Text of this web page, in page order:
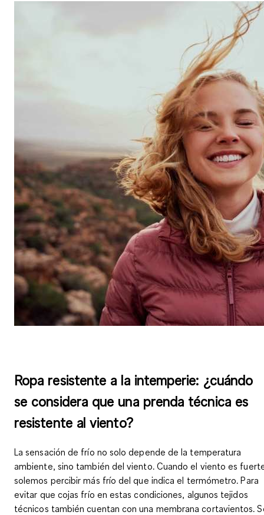
Ropa resistente a la intemperie: ¿cuándo
se considera que una prenda técnica es
resistente al viento?
La sensación de frío no solo depende de la temperatura
ambiente, sino también del viento. Cuando el viento es
solemos percibir más frío del que indica el termómetro. Para
evitar que cojas frío en estas condiciones, algunos tejidos
técnicos también cuentan con una membrana cortavientos.